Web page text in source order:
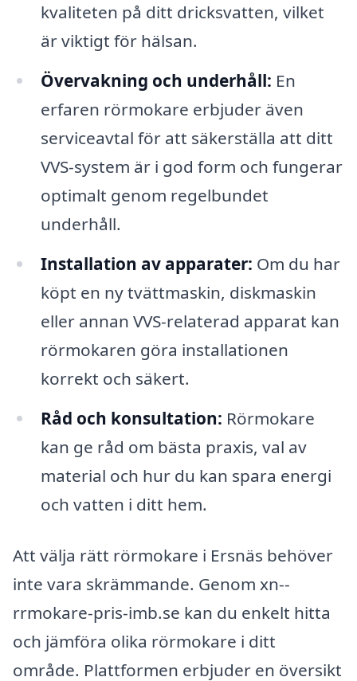
kvaliteten på ditt dricksvatten, vilket
är viktigt för hälsan.
Övervakning och underhåll: En
erfaren rörmokare erbjuder även
serviceavtal för att säkerställa att ditt
VVS-system är i god form och fungerar
optimalt genom regelbundet
underhåll.
Installation av apparater: Om du har
köpt en ny tvättmaskin, diskmaskin
eller annan VVS-relaterad apparat kan
rörmokaren göra installationen
korrekt och säkert.
Råd och konsultation: Rörmokare
kan ge råd om bästa praxis, val av
material och hur du kan spara energi
och vatten i ditt hem.
Att välja rätt rörmokare i Ersnäs behöver
inte vara skrämmande. Genom xn--
rrmokare-pris-imb.se kan du enkelt hitta
och jämföra olika rörmokare i ditt
område. Plattformen erbjuder en översikt